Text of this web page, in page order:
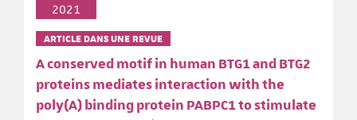
2021
ARTICLE DANS UNE REVUE
A conserved motif in human BTG1 and BTG2
proteins mediates interaction with the
poly(A) binding protein PABPC1 to stimulate